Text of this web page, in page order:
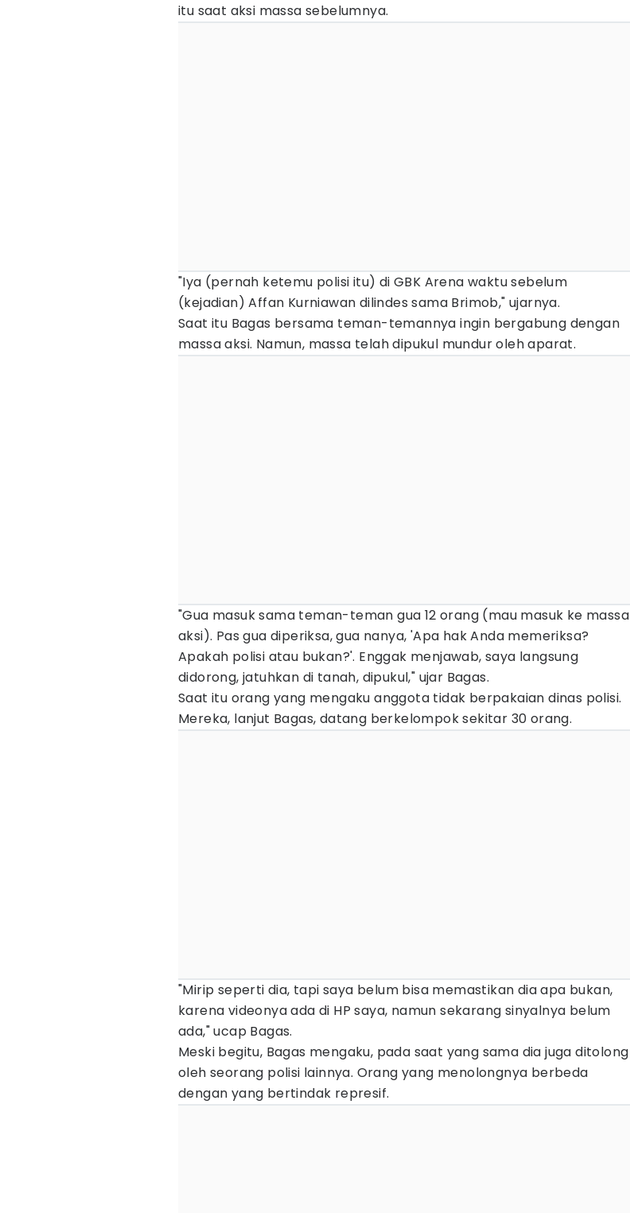
itu saat aksi massa sebelumnya.
"Iya (pernah ketemu polisi itu) di GBK Arena waktu sebelum
(kejadian) Affan Kurniawan dilindes sama Brimob," ujarnya.
Saat itu Bagas bersama teman-temannya ingin bergabung dengan
massa aksi. Namun, massa telah dipukul mundur oleh aparat.
"Gua masuk sama teman-teman gua 12 orang (mau masuk ke massa
aksi). Pas gua diperiksa, gua nanya, 'Apa hak Anda memeriksa?
Apakah polisi atau bukan?'. Enggak menjawab, saya langsung
didorong, jatuhkan di tanah, dipukul," ujar Bagas.
Saat itu orang yang mengaku anggota tidak berpakaian dinas polisi.
Mereka, lanjut Bagas, datang berkelompok sekitar 30 orang.
"Mirip seperti dia, tapi saya belum bisa memastikan dia apa bukan,
karena videonya ada di HP saya, namun sekarang sinyalnya belum
ada," ucap Bagas.
Meski begitu, Bagas mengaku, pada saat yang sama dia juga ditolong
oleh seorang polisi lainnya. Orang yang menolongnya berbeda
dengan yang bertindak represif.